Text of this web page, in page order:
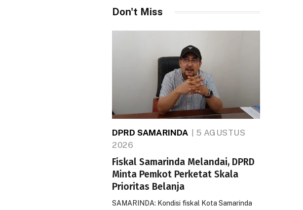
Don't Miss
DPRD SAMARINDA
5 AGUSTUS
2026
Fiskal Samarinda Melandai, DPRD
Minta Pemkot Perketat Skala
Prioritas Belanja
SAMARINDA: Kondisi fiskal Kota Samarinda